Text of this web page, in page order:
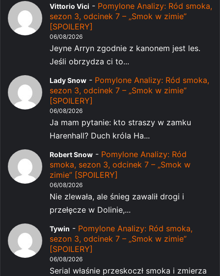
Vittorio Vici - Pomylone Analizy: Ród smoka,
sezon 3, odcinek 7 – „Smok w zimie”
[SPOILERY]
06/08/2026
Jeyne Arryn zgodnie z kanonem jest les.
Jeśli obrzydza ci to...
Lady Snow - Pomylone Analizy: Ród smoka,
sezon 3, odcinek 7 – „Smok w zimie”
[SPOILERY]
06/08/2026
Ja mam pytanie: kto straszy w zamku
Harenhall? Duch króla Ha...
Robert Snow - Pomylone Analizy: Ród
smoka, sezon 3, odcinek 7 – „Smok w
zimie” [SPOILERY]
06/08/2026
Nie zlewała, ale śnieg zawalił drogi i
przełęcze w Dolinie,...
Tywin - Pomylone Analizy: Ród smoka,
sezon 3, odcinek 7 – „Smok w zimie”
[SPOILERY]
06/08/2026
Serial właśnie przeskoczł smoka i zmierza